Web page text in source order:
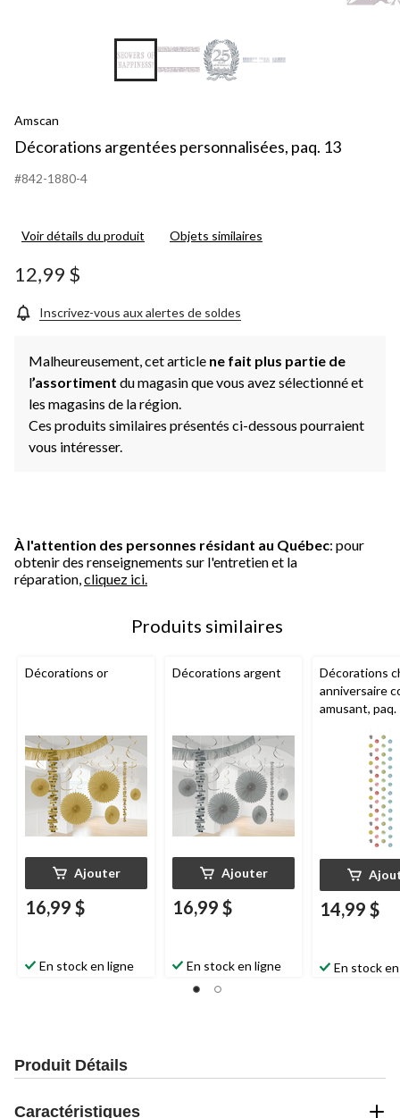
+1
Amscan
Décorations argentées personnalisées, paq. 13
#842-1880-4
Voir détails du produit Objets similaires
12,99 $
Inscrivez-vous aux alertes de soldes
Malheureusement, cet article ne fait plus partie de
l’assortiment du magasin que vous avez sélectionné et
les magasins de la région.
Ces produits similaires présentés ci-dessous pourraient
vous intéresser.
À l'attention des personnes résidant au Québec: pour
obtenir des renseignements sur l'entretien et la
réparation, cliquez ici.
Produits similaires
Décorations or
Ajouter
16,99 $
En stock en ligne
Décorations argent
Ajouter
16,99 $
En stock en ligne
Décorations
anniversaire
amusant, paq.
14,99 $
En stock
Produit Détails
Caractéristiques